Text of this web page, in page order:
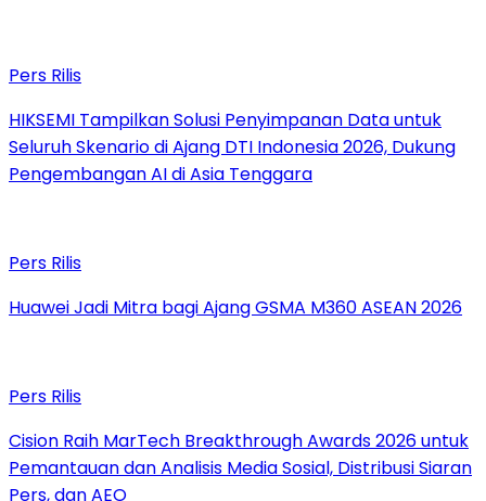
Pers Rilis
HIKSEMI Tampilkan Solusi Penyimpanan Data untuk
Seluruh Skenario di Ajang DTI Indonesia 2026, Dukung
Pengembangan AI di Asia Tenggara
Pers Rilis
Huawei Jadi Mitra bagi Ajang GSMA M360 ASEAN 2026
Pers Rilis
Cision Raih MarTech Breakthrough Awards 2026 untuk
Pemantauan dan Analisis Media Sosial, Distribusi Siaran
Pers, dan AEO